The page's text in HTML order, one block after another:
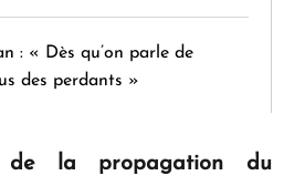
: « Dès qu’on parle de
des perdants »
pas d'alternative concrète, la
de la propagation du